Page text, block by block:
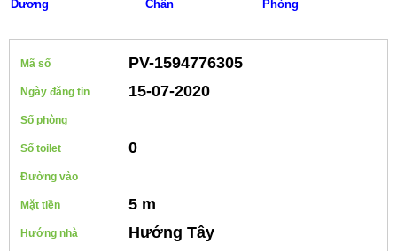
Dương
Chân
Phòng
Mã số PV-1594776305
Ngày đăng tin 15-07-2020
Số phòng
Số toilet 0
Đường vào
Mặt tiền 5 m
Hướng nhà Hướng Tây